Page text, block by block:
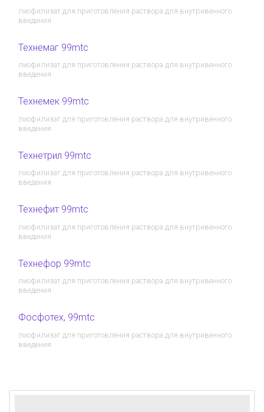
лиофилизат для приготовления раствора для внутривенного
введения
Технемаг 99mtc
лиофилизат для приготовления раствора для внутривенного
введения
Технемек 99mtc
лиофилизат для приготовления раствора для внутривенного
введения
Технетрил 99mtc
лиофилизат для приготовления раствора для внутривенного
введения
Технефит 99mtc
лиофилизат для приготовления раствора для внутривенного
введения
Технефор 99mtc
лиофилизат для приготовления раствора для внутривенного
введения
Фосфотех, 99mtc
лиофилизат для приготовления раствора для внутривенного
введения